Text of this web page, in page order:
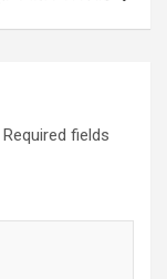
Required fields